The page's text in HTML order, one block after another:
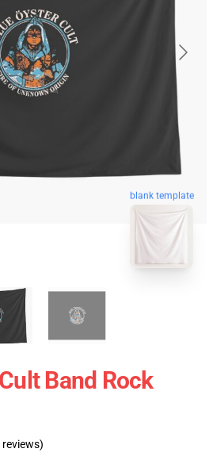
blank template
Band Rock